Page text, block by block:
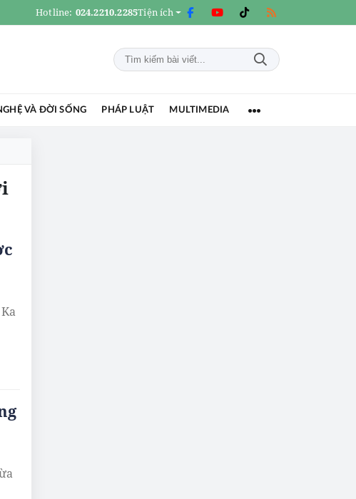
Hotline: 024.2210.2285Tiện ích
VÀ ĐỜI SỐNG PHÁP LUẬT MULTIMEDIA